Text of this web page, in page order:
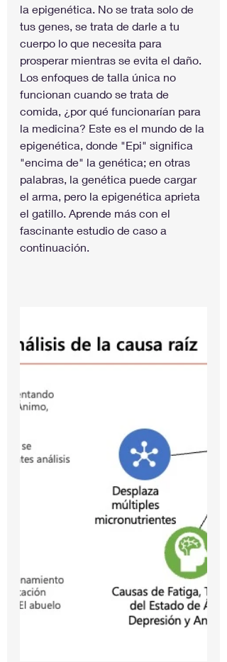
la epigenética. No se trata solo de
tus genes, se trata de darle a tu
cuerpo lo que necesita para
prosperar mientras se evita el daño.
Los enfoques de talla única no
funcionan cuando se trata de
comida, ¿por qué funcionarían para
la medicina? Este es el mundo de la
epigenética, donde "Epi" significa
"encima de" la genética; en otras
palabras, la genética puede cargar
el arma, pero la epigenética aprieta
el gatillo. Aprende más con el
fascinante estudio de caso a
continuación.